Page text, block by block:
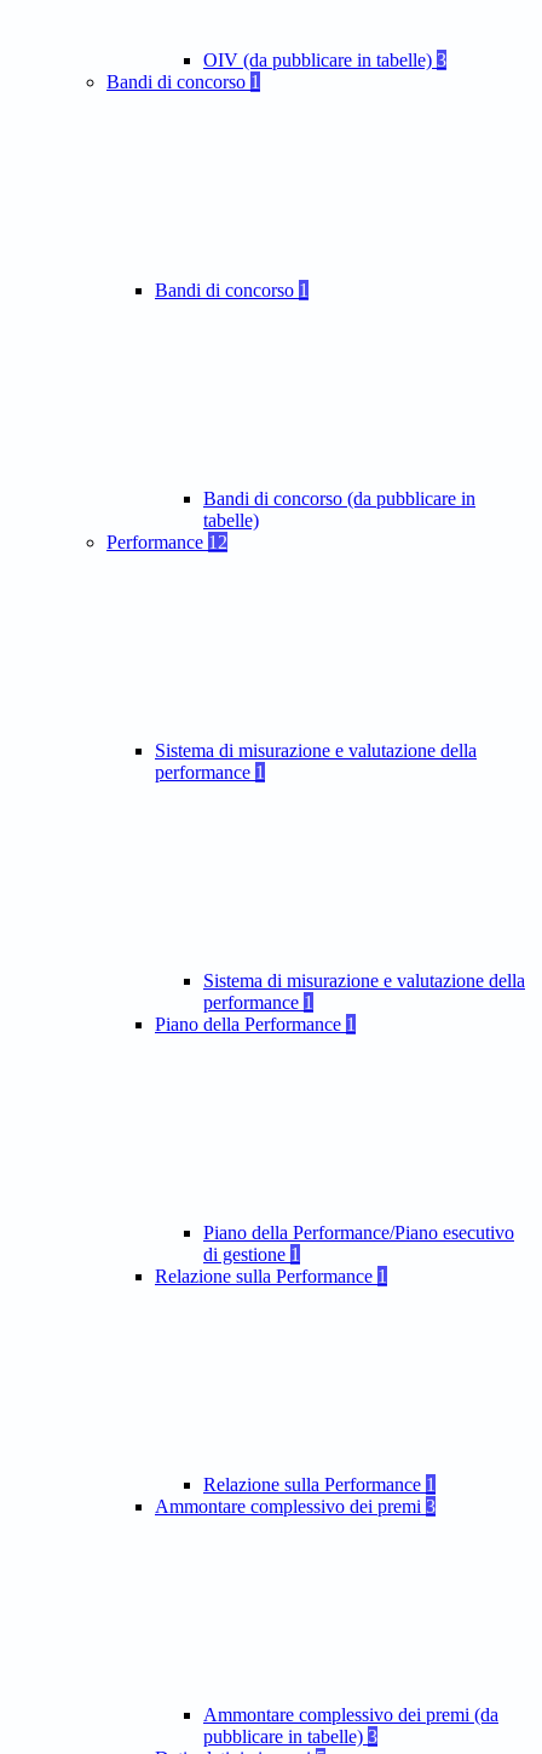
OIV (da pubblicare in tabelle) 3
Bandi di concorso 1
Bandi di concorso 1
Bandi di concorso (da pubblicare in
tabelle)
Performance 12
Sistema di misurazione e valutazione della
performance 1
Sistema di misurazione e valutazione della
performance 1
Piano della Performance 1
Piano della Performance/Piano esecutivo
di gestione 1
Relazione sulla Performance 1
Relazione sulla Performance 1
Ammontare complessivo dei premi 3
Ammontare complessivo dei premi (da
pubblicare in tabelle) 3